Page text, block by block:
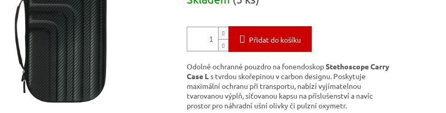
Přidat do košíku
Odolné ochranné pouzdro na fonendoskopStethoscope Carry
Case Ls tvrdou skořepinou v carbon designu. Poskytuje
maximální ochranu při transportu, nabízí vyjímatelnou
tvarovanou výplň, síťovanou kapsu na příslušenství a navíc
prostor pro náhradní ušní olivky či pulzní oxymetr.